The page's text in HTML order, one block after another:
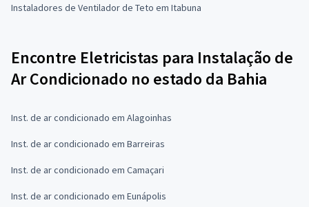
Instaladores de Ventilador de Teto em Itabuna
Encontre Eletricistas para Instalação de
Ar Condicionado no estado da Bahia
Inst. de ar condicionado em Alagoinhas
Inst. de ar condicionado em Barreiras
Inst. de ar condicionado em Camaçari
Inst. de ar condicionado em Eunápolis